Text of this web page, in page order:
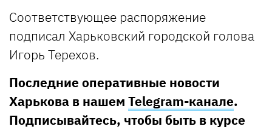
Соответствующее распоряжение
подписал Харьковский городской голова
Игорь Терехов.
Последние оперативные новости
Харькова в нашем Telegram-канале.
Подписывайтесь, чтобы быть в курсе